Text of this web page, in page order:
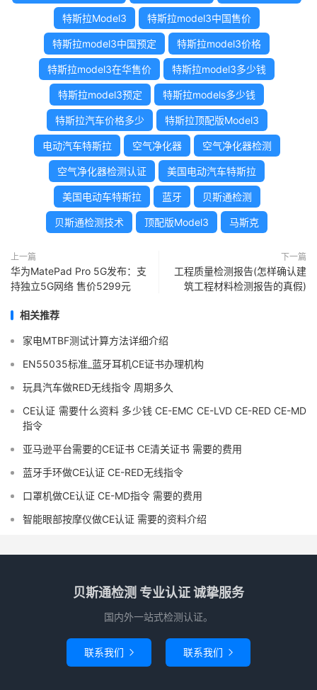
特斯拉Model3 特斯拉model3中国售价
特斯拉model3中国预定 特斯拉model3价格
特斯拉model3在华售价 特斯拉model3多少钱
特斯拉model3预定 特斯拉models多少钱
特斯拉汽车价格多少 特斯拉顶配版Model3
电动汽车特斯拉 空气净化器 空气净化器检测
空气净化器检测认证 美国电动汽车特斯拉
美国电动车特斯拉 蓝牙 贝斯通检测
贝斯通检测技术 顶配版Model3 马斯克
上一篇
华为MatePad Pro 5G发布：支
持独立5G网络 售价5299元
下一篇
工程质量检测报告(怎样确认建
筑工程材料检测报告的真假)
相关推荐
家电MTBF测试计算方法详细介绍
EN55035标准_蓝牙耳机CE证书办理机构
玩具汽车做RED无线指令 周期多久
CE认证 需要什么资料 多少钱 CE-EMC CE-LVD CE-RED CE-MD
指令
亚马逊平台需要的CE证书 CE清关证书 需要的费用
蓝牙手环做CE认证 CE-RED无线指令
口罩机做CE认证 CE-MD指令 需要的费用
智能眼部按摩仪做CE认证 需要的资料介绍
贝斯通检测 专业认证 诚挚服务
国内外一站式检测认证。
联系我们  联系我们 